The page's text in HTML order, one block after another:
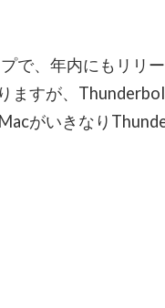
で、年内にもリリ
ますが、
がいきなり